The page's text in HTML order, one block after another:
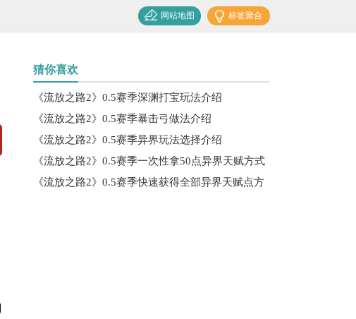
标签聚合
网站地图
猜你喜欢
《流放之路2》0.5赛季深渊打宝玩法介绍
《流放之路2》0.5赛季暴击弓做法介绍
《流放之路2》0.5赛季异界玩法选择介绍
《流放之路2》0.5赛季一次性拿50点异界天赋方式
《流放之路2》0.5赛季快速获得全部异界天赋点方